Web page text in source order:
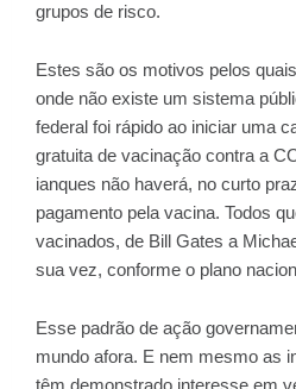
grupos de risco.
Estes são os motivos pelos
onde não existe um sistema
federal foi rápido ao iniciar uma
gratuita de vacinação contra a
ianques não haverá, no curto
pagamento pela vacina. Todos
vacinados, de Bill Gates a
sua vez, conforme o plano
Esse padrão de ação
mundo afora. E nem mesmo as
têm demonstrado interesse em